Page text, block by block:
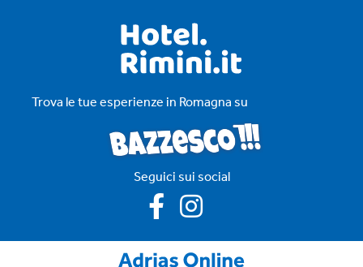
Trova le tue esperienze in Romagna su
Seguici sui social